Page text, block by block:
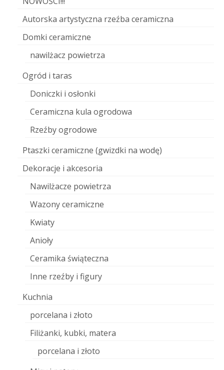
Autorska artystyczna rzeźba ceramiczna
Domki ceramiczne
nawilżacz powietrza
Ogród i taras
Doniczki i osłonki
Ceramiczna kula ogrodowa
Rzeźby ogrodowe
Ptaszki ceramiczne (gwizdki na wodę)
Dekoracje i akcesoria
Nawilżacze powietrza
Wazony ceramiczne
Kwiaty
Anioły
Ceramika świąteczna
Inne rzeźby i figury
Kuchnia
porcelana i złoto
Filiżanki, kubki, matera
porcelana i złoto